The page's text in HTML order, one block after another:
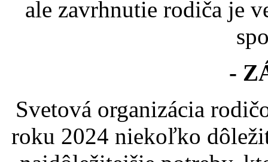
ale zavrhnutie rodiča je
-
Svetová organizácia
roku 2024 niekoľko